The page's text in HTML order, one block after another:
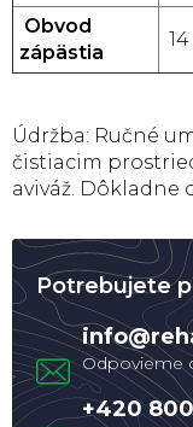
Obvod
zápästia
14
Údržba: Ručné
čistiacim
aviváž. Dôkladne
Potrebujete
info@
+420